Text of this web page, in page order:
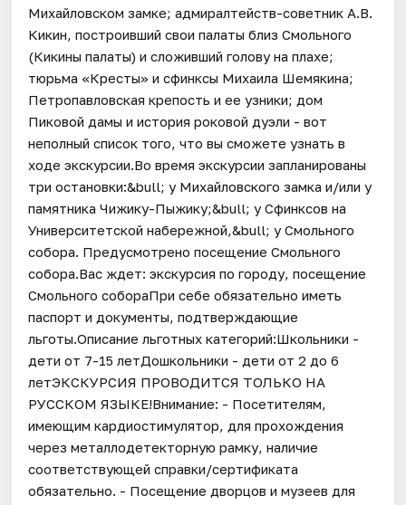
Михайловском замке; адмиралтейств-советник А.В.
Кикин, построивший свои палаты близ Смольного
(Кикины палаты) и сложивший голову на плахе;
тюрьма «Кресты» и сфинксы Михаила Шемякина;
Петропавловская крепость и ее узники; дом
Пиковой дамы и история роковой дуэли - вот
неполный список того, что вы сможете узнать в
ходе экскурсии.Во время экскурсии запланированы
три остановки:&bull; у Михайловского замка и/или у
памятника Чижику-Пыжику;&bull; у Сфинксов на
Университетской набережной,&bull; у Смольного
собора. Предусмотрено посещение Смольного
собора.Вас ждет: экскурсия по городу, посещение
Смольного собораПри себе обязательно иметь
паспорт и документы, подтверждающие
льготы.Описание льготных категорий:Школьники -
дети от 7-15 летДошкольники - дети от 2 до 6
летЭКСКУРСИЯ ПРОВОДИТСЯ ТОЛЬКО НА
РУССКОМ ЯЗЫКЕ!Внимание: - Посетителям,
имеющим кардиостимулятор, для прохождения
через металлодетекторную рамку, наличие
соответствующей справки/сертификата
обязательно. - Посещение дворцов и музеев для